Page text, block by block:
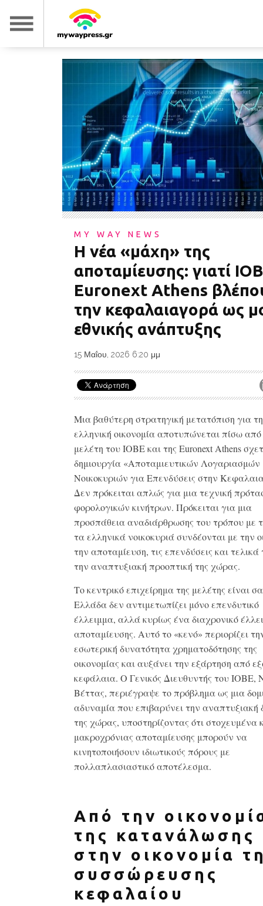
MY WAY NEWS
Η νέα «μάχη» της
αποταμίευσης: γιατί
Euronext Athens
την κεφαλαιαγορά ως
εθνικής ανάπτυξης
15 Μαΐου, 2026 6:20 μμ
Μια βαθύτερη στρατηγική μετατόπιση για
ελληνική οικονομία αποτυπώνεται πίσω
μελέτη του ΙΟΒΕ και της Euronext Athens
δημιουργία «Αποταμιευτικών Λογαριασμών
Νοικοκυριών για Επενδύσεις στην
Δεν πρόκειται απλώς για μια τεχνική
φορολογικών κινήτρων. Πρόκειται για μια
προσπάθεια αναδιάρθρωσης του τρόπου με
τα ελληνικά νοικοκυριά συνδέονται με την
την αποταμίευση, τις επενδύσεις και τελικά
την αναπτυξιακή προοπτική της χώρας.
Το κεντρικό επιχείρημα της μελέτης είναι
Ελλάδα δεν αντιμετωπίζει μόνο επενδυτικό
έλλειμμα, αλλά κυρίως ένα διαχρονικό
αποταμίευσης. Αυτό το «κενό» περιορίζει
εσωτερική δυνατότητα χρηματοδότησης της
οικονομίας και αυξάνει την εξάρτηση από
κεφάλαια. Ο Γενικός Διευθυντής του ΙΟΒΕ,
Βέττας, περιέγραψε το πρόβλημα ως μια
αδυναμία που επιβαρύνει την αναπτυξιακή
της χώρας, υποστηρίζοντας ότι στοχευμένα
μακροχρόνιας αποταμίευσης μπορούν να
κινητοποιήσουν ιδιωτικούς πόρους με
πολλαπλασιαστικό αποτέλεσμα.
Από την
της κατανάλωσης
στην οικονομία
συσσώρευσης
κεφαλαίου